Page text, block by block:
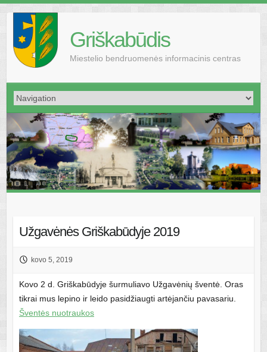
Griškabūdis
Miestelio bendruomenės informacinis centras
Užgavėnės Griškabūdyje 2019
kovo 5, 2019
Kovo 2 d. Griškabūdyje šurmuliavo Užgavėnių šventė. Oras
tikrai mus lepino ir leido pasidžiaugti artėjančiu pavasariu.
Šventės nuotraukos